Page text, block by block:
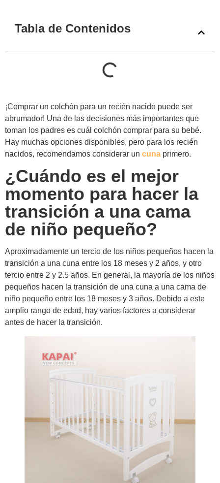
Tabla de Contenidos
¡Comprar un colchón para un recién nacido puede ser
abrumador! Una de las decisiones más importantes que
toman los padres es cuál colchón comprar para su bebé.
Hay muchas opciones disponibles, pero para los recién
nacidos, recomendamos considerar un cuna primero.
¿Cuándo es el mejor
momento para hacer la
transición a una cama
de niño pequeño?
Aproximadamente un tercio de los niños pequeños hacen la
transición a una cuna entre los 18 meses y 2 años, y otro
tercio entre 2 y 2.5 años. En general, la mayoría de los niños
pequeños hacen la transición de una cuna a una cama de
niño pequeño entre los 18 meses y 3 años. Debido a este
amplio rango de edad, hay varios factores a considerar
antes de hacer la transición.